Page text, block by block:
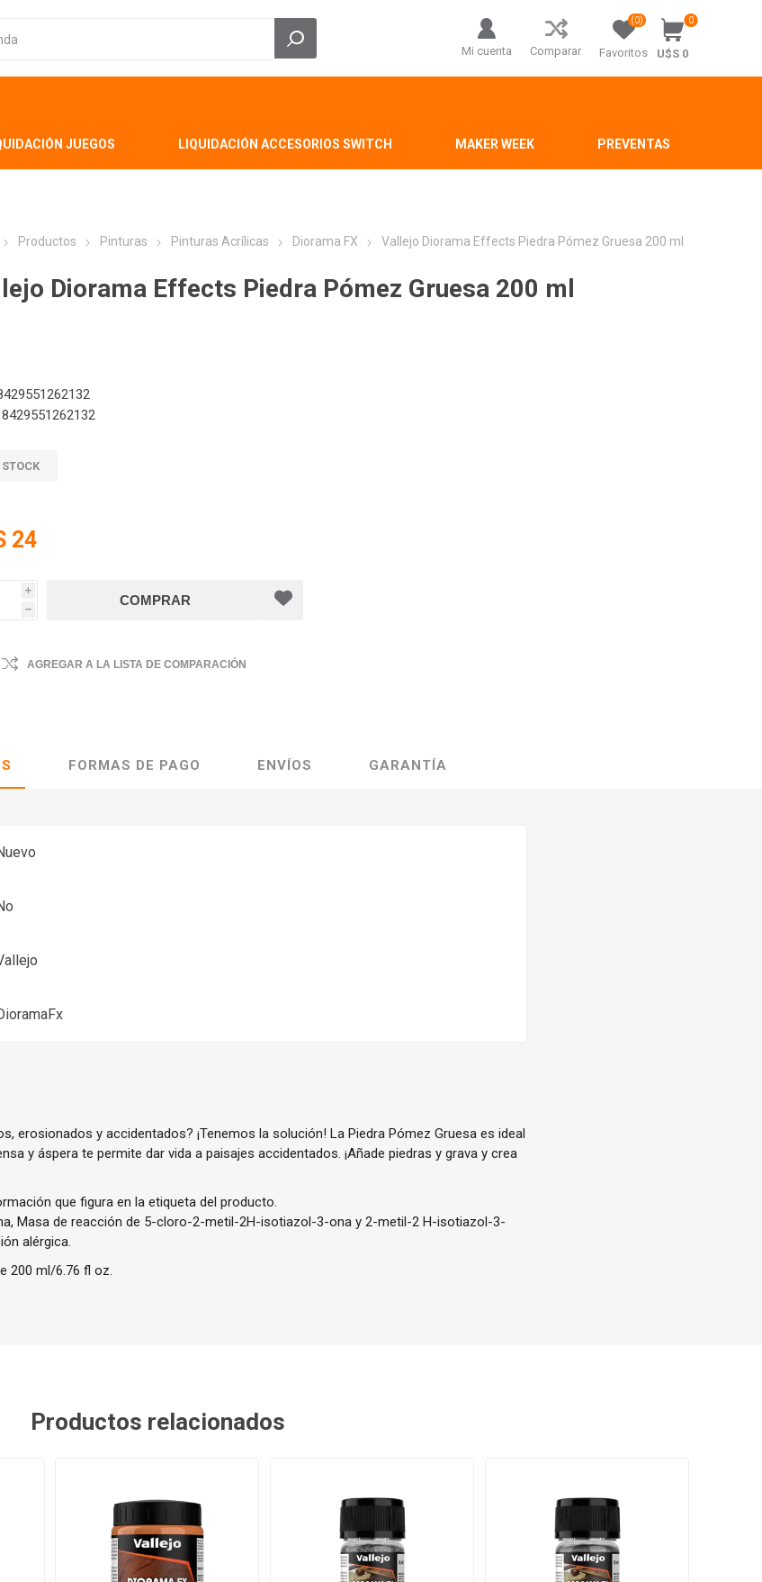
Mi cuenta Comparar Favoritos
(0) 0
U$S 0
JUEGOS LIQUIDACIÓN ACCESORIOS SWITCH MAKER WEEK PREVENTAS
Productos Pinturas Pinturas Acrílicas Diorama FX Vallejo Diorama Effects Piedra Pómez Gruesa 200 ml
Diorama Effects Piedra Pómez Gruesa 200 ml
8429551262132
24
i
h
AGREGAR A LA LISTA DE COMPARACIÓN
FORMAS DE PAGO ENVÍOS GARANTÍA
erosionados y accidentados? ¡Tenemos la solución! La Piedra Pómez Gruesa es ideal
y áspera te permite dar vida a paisajes accidentados. ¡Añade piedras y grava y crea
que figura en la etiqueta del producto.
Masa de reacción de 5-cloro-2-metil-2H-isotiazol-3-ona y 2-metil-2 H-isotiazol-3-
alérgica.
200 ml/6.76 fl oz.
Productos relacionados